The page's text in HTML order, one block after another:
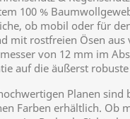
100 %
ob mobil oder für
mit rostfreien Ösen
von 12 mm im
auf die äußerst
Planen sind
Farben erhältlich. Ob